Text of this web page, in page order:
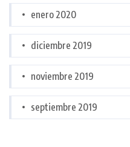
enero 2020
diciembre 2019
noviembre 2019
septiembre 2019